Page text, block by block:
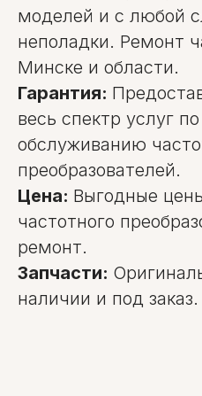
моделей и с любой
неполадки. Ремонт
Минске и области.
Гарантия:
весь спектр услуг
обслуживанию
преобразователей.
Цена: Выгодные
частотного
ремонт.
Запчасти:
наличии и под заказ.